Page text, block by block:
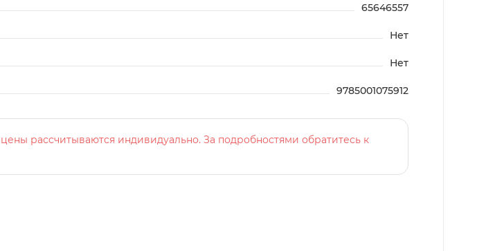
65646557
Нет
Нет
9785001075912
рассчитываются индивидуально. За подробностями обратитесь к